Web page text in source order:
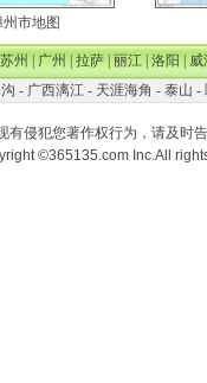
州市地图
苏州|广州|拉萨|丽江|洛阳|威
- 广西漓江- 天涯海角 - 泰山 -
有侵犯您著作权行为，请及时
©365135.com Inc.All